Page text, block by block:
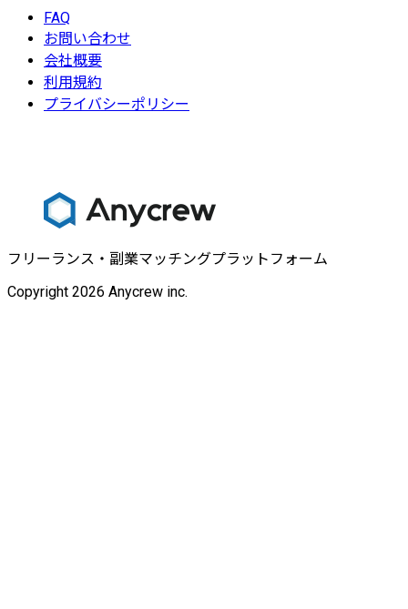
FAQ
お問い合わせ
会社概要
利用規約
プライバシーポリシー
フリーランス・副業マッチングプラットフォーム
Copyright 2026 Anycrew inc.